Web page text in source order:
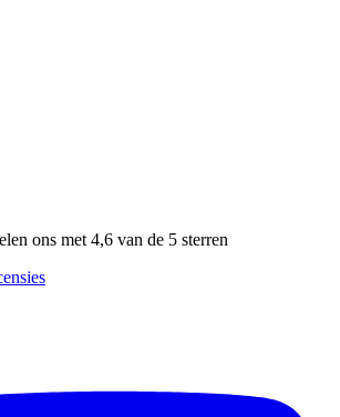
ons met 4,6 van de 5 sterren